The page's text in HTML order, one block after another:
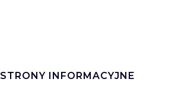
Linki w stopce
STRONY INFORMACYJNE